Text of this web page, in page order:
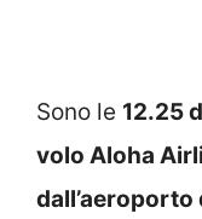
Sono le 12.25
volo Aloha